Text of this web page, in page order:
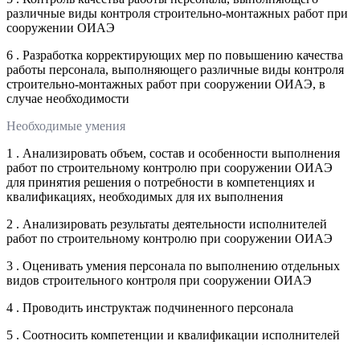
различные виды контроля строительно-монтажных работ при
сооружении ОИАЭ
6 . Разработка корректирующих мер по повышению качества
работы персонала, выполняющего различные виды контроля
строительно-монтажных работ при сооружении ОИАЭ, в
случае необходимости
Необходимые умения
1 . Анализировать объем, состав и особенности выполнения
работ по строительному контролю при сооружении ОИАЭ
для принятия решения о потребности в компетенциях и
квалификациях, необходимых для их выполнения
2 . Анализировать результаты деятельности исполнителей
работ по строительному контролю при сооружении ОИАЭ
3 . Оценивать умения персонала по выполнению отдельных
видов строительного контроля при сооружении ОИАЭ
4 . Проводить инструктаж подчиненного персонала
5 . Соотносить компетенции и квалификации исполнителей